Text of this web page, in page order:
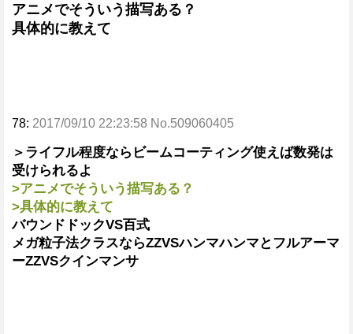
アニメでそういう描写ある？
具体的に教えて
78: 2017/09/10 22:23:58 No.509060405
＞ライフル程度ならビームコーティング使えば数発は
受けられるよ
>アニメでそういう描写ある？
>具体的に教えて
バウンドドックVS百式
メガ粒子法クラスならZZVSハンマハンマとフルアーマ
ーZZVSクインマンサ